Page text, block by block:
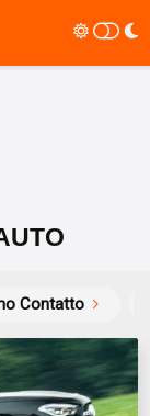
Contatto